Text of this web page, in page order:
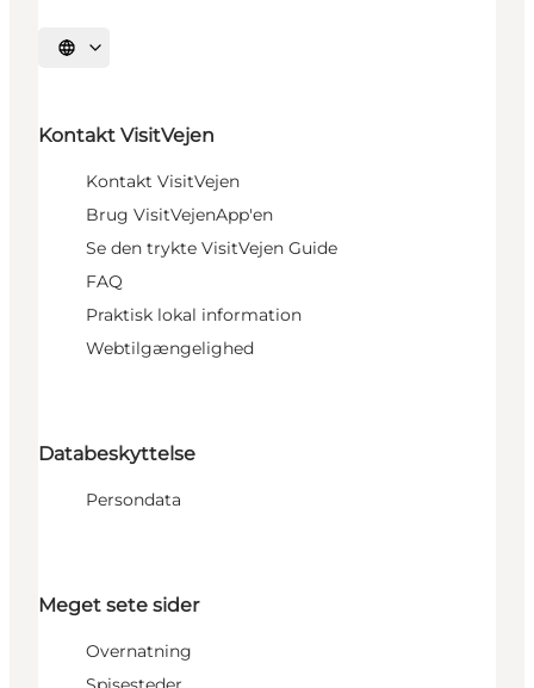
Vælg sprog
Kontakt VisitVejen
Kontakt VisitVejen
Brug VisitVejenApp'en
Se den trykte VisitVejen Guide
FAQ
Praktisk lokal information
Webtilgængelighed
Databeskyttelse
Persondata
Meget sete sider
Overnatning